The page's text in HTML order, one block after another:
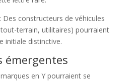
: Des constructeurs de véhicules
terrain, utilitaires) pourraient
initiale distinctive.
émergentes
en Y pourraient se